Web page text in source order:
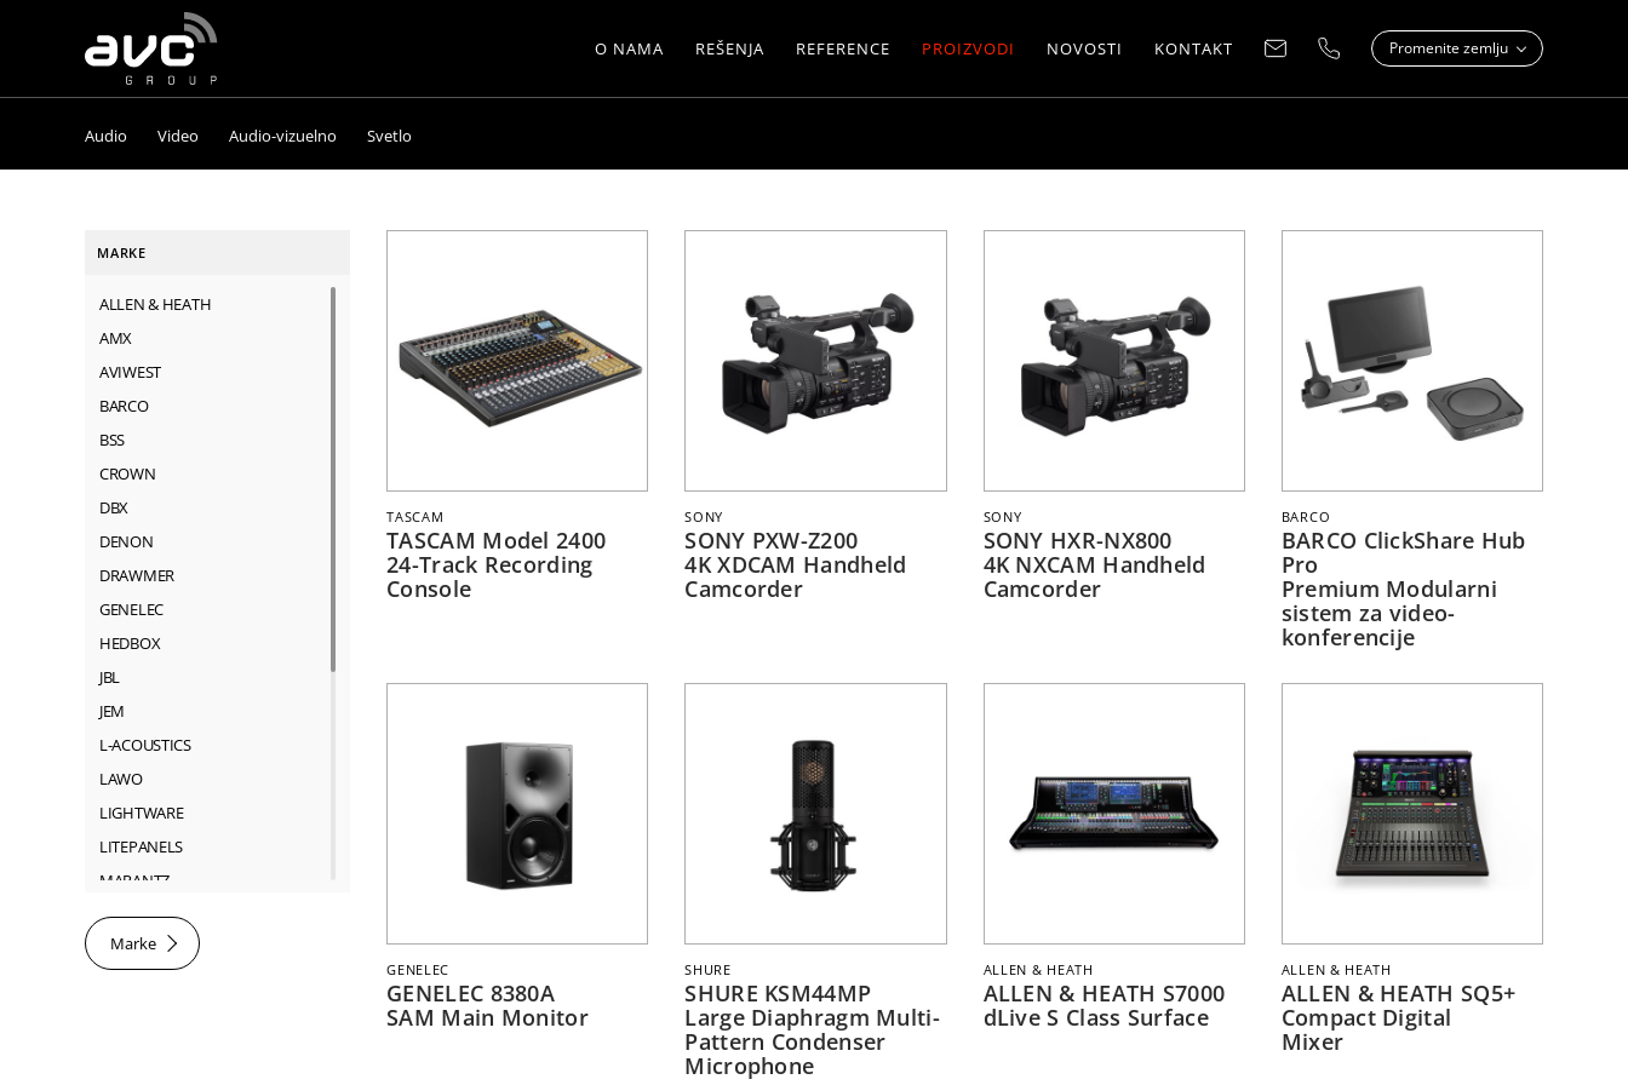
AVC
Group
O NAMA REŠENJA REFERENCE PROIZVODI NOVOSTI KONTAKT Promenite zemlju
Audio Video Audio-vizuelno Svetlo
MARKE
ALLEN & HEATH
AMX
AVIWEST
BARCO
BSS
CROWN
DBX
DENON
DRAWMER
GENELEC
HEDBOX
JBL
JEM
L-ACOUSTICS
LAWO
LIGHTWARE
LITEPANELS
MARANTZ
MARTIN
NEUTRIK
Marke
TASCAM
TASCAM Model 2400
24-Track Recording
Console
SONY
SONY PXW-Z200
4K XDCAM Handheld
Camcorder
SONY
SONY HXR-NX800
4K NXCAM Handheld
Camcorder
BARCO
BARCO ClickShare Hub
Pro
Premium Modularni
sistem za video-
konferencije
GENELEC
GENELEC 8380A
SAM Main Monitor
SHURE
SHURE KSM44MP
Large Diaphragm Multi-
Pattern Condenser
Microphone
ALLEN & HEATH
ALLEN & HEATH S7000
dLive S Class Surface
ALLEN & HEATH
ALLEN & HEATH SQ5+
Compact Digital
Mixer